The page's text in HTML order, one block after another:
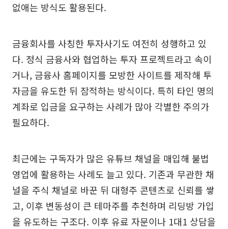
없애는 방식도 활용된다.
금융회사를 사칭한 투자사기도 여전히 성행하고 있
다. 정식 금융사와 협업하는 투자 프로젝트라고 속이
거나, 금융사 홈페이지를 모방한 사이트를 제작해 투
자금을 유도한 뒤 잠적하는 방식이다. 특히 타인 명의
계좌로 입금을 요구하는 사례가 많아 각별한 주의가
필요하다.
최근에는 구독자가 많은 유튜브 채널을 매입해 불법
영업에 활용하는 사례도 늘고 있다. 기존과 무관한 채
널을 주식 채널로 바꾼 뒤 대형주 콘텐츠로 신뢰를 쌓
고, 이후 변동성이 큰 테마주를 추천하며 리딩방 가입
을 유도하는 구조다. 이후 유료 자문이나 1대1 상담을